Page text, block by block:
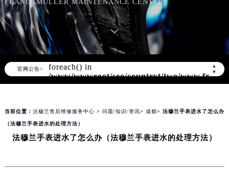
FRANCKMULLER MAINTENANCE CENTER
官网公告>
▲
▼
Warning : Invalid argument supplied for
foreach() in
content/themes/FranckMuller/header.php
on line166
当前位置： 法穆兰售后维修服务中心 > 问题/知识/资讯> 成都> 法穆兰手表进水了怎么办
（法穆兰手表进水的处理方法）
法穆兰手表进水了怎么办（法穆兰手表进水的处理方法）